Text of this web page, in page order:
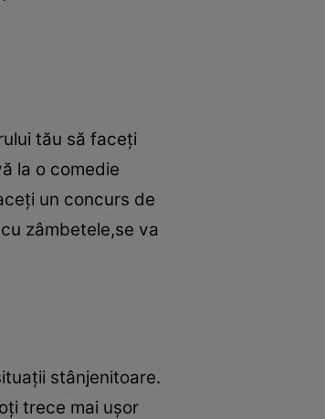
tău să faceţi
la o comedie
un concurs de
zâmbetele,se va
stânjenitoare.
trece mai uşor